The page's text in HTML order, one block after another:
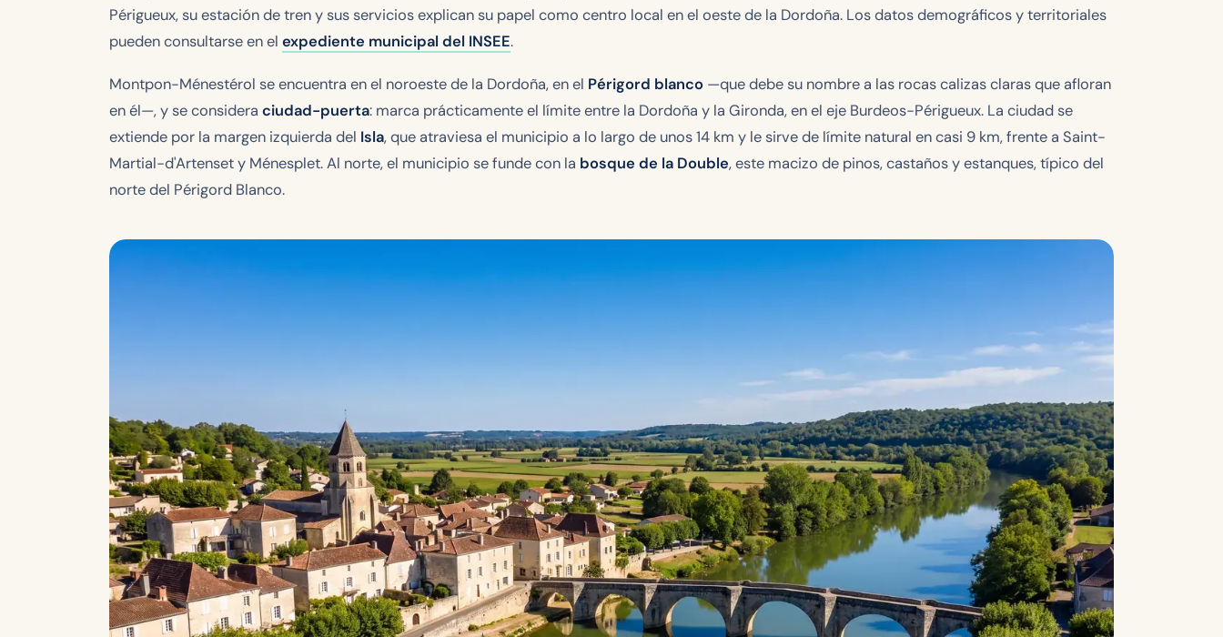
Périgueux, su estación de tren y sus servicios explican su papel como centro local en el oeste de la Dordoña. Los datos demográficos y territoriales
pueden consultarse en el expediente municipal del INSEE.
Montpon-Ménestérol se encuentra en el noroeste de la Dordoña, en el Périgord blanco —que debe su nombre a las rocas calizas claras que afloran
en él—, y se considera ciudad-puerta: marca prácticamente el límite entre la Dordoña y la Gironda, en el eje Burdeos-Périgueux. La ciudad se
extiende por la margen izquierda del Isla, que atraviesa el municipio a lo largo de unos 14 km y le sirve de límite natural en casi 9 km, frente a Saint-
Martial-d'Artenset y Ménesplet. Al norte, el municipio se funde con la bosque de la Double, este macizo de pinos, castaños y estanques, típico del
norte del Périgord Blanco.